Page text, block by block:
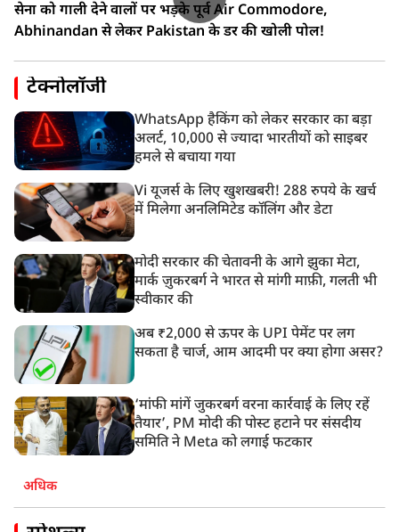
सेना को गाली देने वालों पर भड़के पूर्व Air Commodore,
Abhinandan से लेकर Pakistan के डर की खोली पोल!
टेक्नोलॉजी
WhatsApp हैकिंग को लेकर सरकार का बड़ा
अलर्ट, 10,000 से ज्यादा भारतीयों को साइबर
हमले से बचाया गया
Vi यूजर्स के लिए खुशखबरी! 288 रुपये के खर्च
में मिलेगा अनलिमिटेड कॉलिंग और डेटा
मोदी सरकार की चेतावनी के आगे झुका मेटा,
मार्क ज़ुकरबर्ग ने भारत से मांगी माफ़ी, गलती भी
स्वीकार की
अब ₹2,000 से ऊपर के UPI पेमेंट पर लग
सकता है चार्ज, आम आदमी पर क्या होगा असर?
‘मांफी मांगें जुकरबर्ग वरना कार्रवाई के लिए रहें
तैयार’, PM मोदी की पोस्ट हटाने पर संसदीय
समिति ने Meta को लगाई फटकार
अधिक